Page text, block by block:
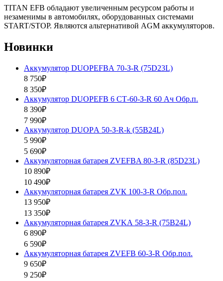
TITAN EFB обладают увеличенным ресурсом работы и
незаменимы в автомобилях, оборудованных системами
START/STOP. Являются альтернативой AGM аккумуляторов.
Новинки
Аккумулятор DUOPEFBА 70-З-R (75D23L)
8 750₽
8 350₽
Аккумулятор DUOPEFB 6 СТ-60-З-R 60 Ач Обр.п.
8 390₽
7 990₽
Аккумулятор DUOPА 50-З-R-k (55B24L)
5 990₽
5 690₽
Аккумуляторная батарея ZVEFBA 80-З-R (85D23L)
10 890₽
10 490₽
Аккумуляторная батарея ZVК 100-З-R Обр.пол.
13 950₽
13 350₽
Аккумуляторная батарея ZVKА 58-З-R (75B24L)
6 890₽
6 590₽
Аккумуляторная батарея ZVEFB 60-З-R Обр.пол.
9 650₽
9 250₽